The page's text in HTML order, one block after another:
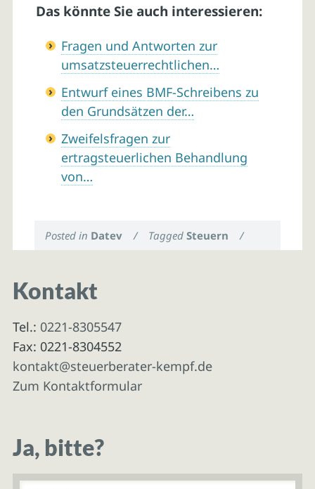
Das könnte Sie auch interessieren:
Fragen und Antworten zur
umsatzsteuerrechtlichen…
Entwurf eines BMF-Schreibens zu
den Grundsätzen der…
Zweifelsfragen zur
ertragsteuerlichen Behandlung
von…
Posted in Datev / TaggedSteuern /
Kontakt
Tel.: 0221-8305547
Fax: 0221-8304552
kontakt@steuerberater-kempf.de
Zum Kontaktformular
Ja, bitte?